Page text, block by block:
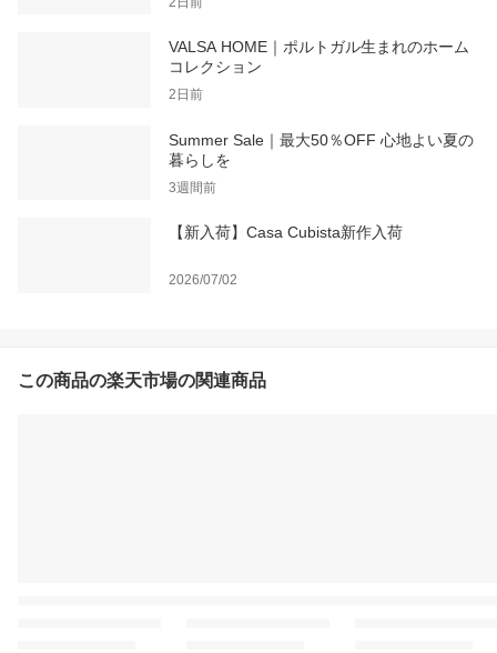
VALSA HOME｜ポルトガル生まれのホーム
コレクション
2日前
Summer Sale｜最大50％OFF 心地よい夏の
暮らしを
3週間前
【新入荷】Casa Cubista新作入荷
2026/07/02
この商品の楽天市場の関連商品